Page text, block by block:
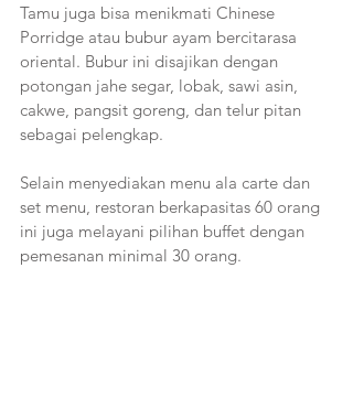
Tamu juga bisa menikmati Chinese
Porridge atau bubur ayam bercitarasa
oriental. Bubur ini disajikan dengan
potongan jahe segar, lobak, sawi asin,
cakwe, pangsit goreng, dan telur pitan
sebagai pelengkap.
Selain menyediakan menu ala carte dan
set menu, restoran berkapasitas 60 orang
ini juga melayani pilihan buffet dengan
pemesanan minimal 30 orang.